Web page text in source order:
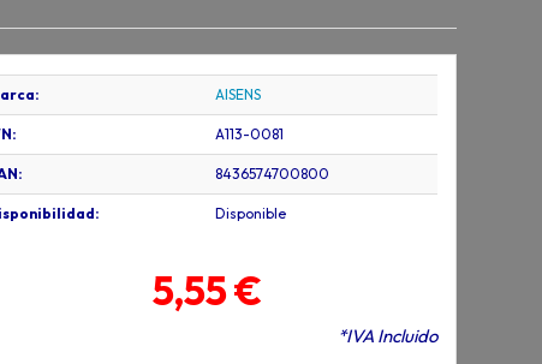
AISENS
A113-0081
8436574700800
Disponible
5,55 €
*IVA Incluido